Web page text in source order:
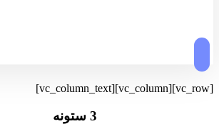
[vc_row][vc_column][vc_column_text]
3 ستونه